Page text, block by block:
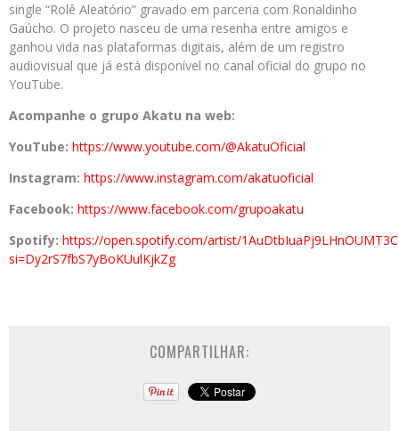
single “Rolê Aleatório” gravado em parceria com Ronaldinho
Gaúcho. O projeto nasceu de uma resenha entre amigos e
ganhou vida nas plataformas digitais, além de um registro
audiovisual que já está disponível no canal oficial do grupo no
YouTube.
Acompanhe o grupo Akatu na web:
YouTube: https://www.youtube.com/@AkatuOficial
Instagram: https://www.instagram.com/akatuoficial
Facebook: https://www.facebook.com/grupoakatu
Spotify: https://open.spotify.com/artist/
si=Dy2rS7fbS7yBoKUulKjkZg
COMPARTILHAR: